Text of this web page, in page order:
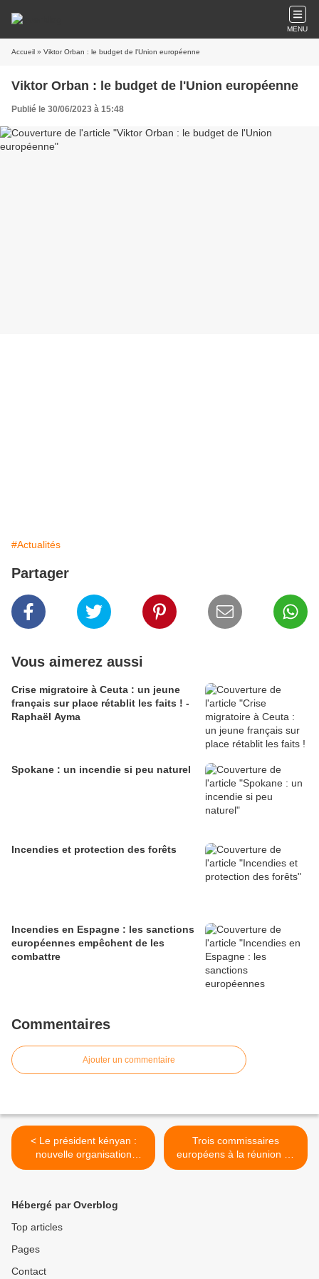
MENU
Accueil » Viktor Orban : le budget de l'Union européenne
Viktor Orban : le budget de l'Union européenne
Publié le 30/06/2023 à 15:48
#Actualités
Partager
Vous aimerez aussi
Crise migratoire à Ceuta : un jeune
français sur place rétablit les faits ! -
Raphaël Ayma
Spokane : un incendie si peu naturel
Incendies et protection des forêts
Incendies en Espagne : les sanctions
européennes empêchent de les
combattre
Commentaires
Ajouter un commentaire
< Le président kényan :
nouvelle organisation
financière pour l'Afrique
Trois commissaires
européens à la réunion de
Bilderberg >
Hébergé par Overblog
Top articles
Pages
Contact